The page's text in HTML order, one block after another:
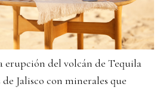
erupción del volcán de Tequila
Jalisco con minerales que